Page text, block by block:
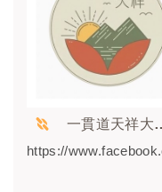
一貫道天祥大同道場-Facebook